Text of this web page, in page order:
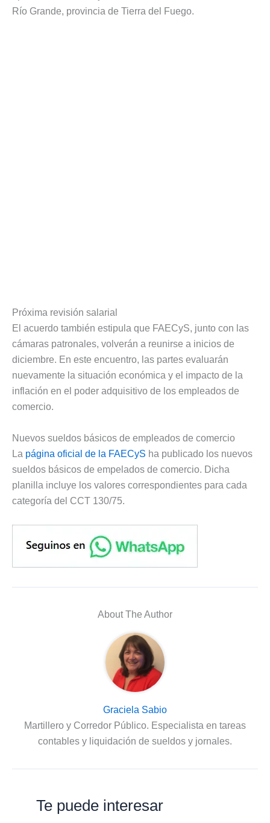
Río Grande, provincia de Tierra del Fuego.
Próxima revisión salarial
El acuerdo también estipula que FAECyS, junto con las
cámaras patronales, volverán a reunirse a inicios de
diciembre. En este encuentro, las partes evaluarán
nuevamente la situación económica y el impacto de la
inflación en el poder adquisitivo de los empleados de
comercio.
Nuevos sueldos básicos de empleados de comercio
La página oficial de la FAECyS ha publicado los nuevos
sueldos básicos de empelados de comercio. Dicha
planilla incluye los valores correspondientes para cada
categoría del CCT 130/75.
About The Author
Graciela Sabio
Martillero y Corredor Público. Especialista en tareas
contables y liquidación de sueldos y jornales.
Te puede interesar